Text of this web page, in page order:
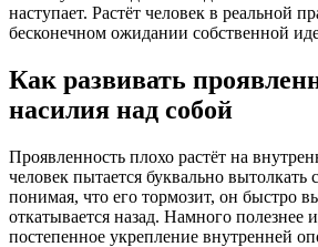
наступает. Растёт человек в реальной
бесконечном ожидании собственной
Как развивать
насилия над собой
Проявленность плохо растёт на
человек пытается буквально вытолкать
понимая, что его тормозит, он быстро
откатывается назад. Намного полезнее
постепенное укрепление внутренней